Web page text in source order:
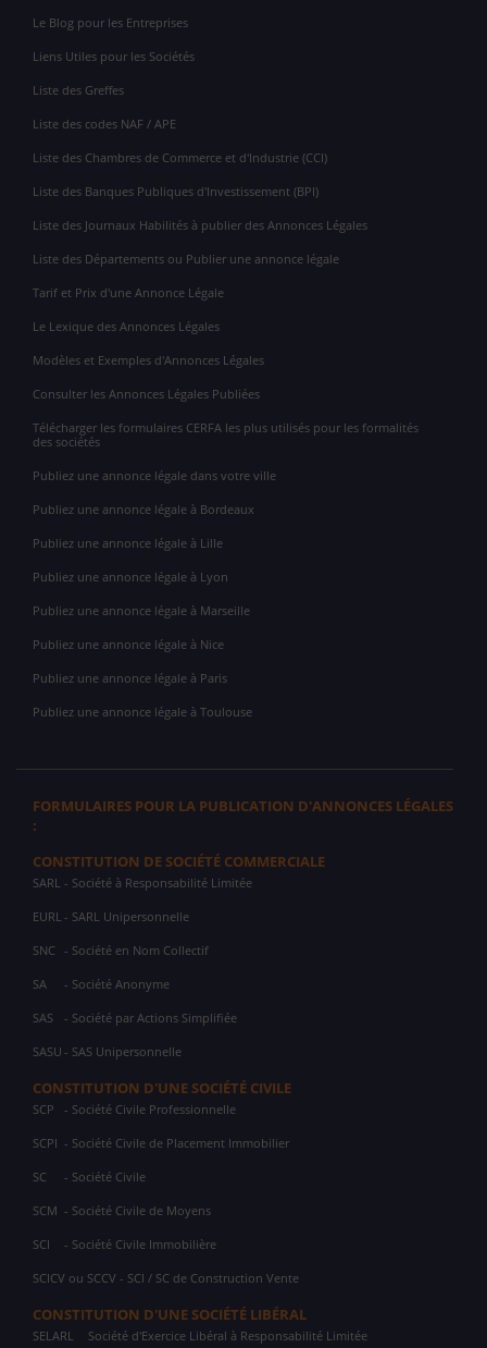
Le Blog pour les Entreprises
Liens Utiles pour les Sociétés
Liste des Greffes
Liste des codes NAF / APE
Liste des Chambres de Commerce et d'Industrie (CCI)
Liste des Banques Publiques d'Investissement (BPI)
Liste des Journaux Habilités à publier des Annonces Légales
Liste des Départements ou Publier une annonce légale
Tarif et Prix d'une Annonce Légale
Le Lexique des Annonces Légales
Modèles et Exemples d'Annonces Légales
Consulter les Annonces Légales Publiées
Télécharger les formulaires CERFA les plus utilisés pour les formalités
des sociétés
Publiez une annonce légale dans votre ville
Publiez une annonce légale à Bordeaux
Publiez une annonce légale à Lille
Publiez une annonce légale à Lyon
Publiez une annonce légale à Marseille
Publiez une annonce légale à Nice
Publiez une annonce légale à Paris
Publiez une annonce légale à Toulouse
FORMULAIRES POUR LA PUBLICATION D'ANNONCES LÉGALES
:
CONSTITUTION DE SOCIÉTÉ COMMERCIALE
SARL - Société à Responsabilité Limitée
EURL - SARL Unipersonnelle
SNC - Société en Nom Collectif
SA - Société Anonyme
SAS - Société par Actions Simplifiée
SASU - SAS Unipersonnelle
CONSTITUTION D'UNE SOCIÉTÉ CIVILE
SCP - Société Civile Professionnelle
SCPI - Société Civile de Placement Immobilier
SC - Société Civile
SCM - Société Civile de Moyens
SCI - Société Civile Immobilière
SCICV ou SCCV - SCI / SC de Construction Vente
CONSTITUTION D'UNE SOCIÉTÉ LIBÉRAL
SELARL Société d'Exercice Libéral à Responsabilité Limitée